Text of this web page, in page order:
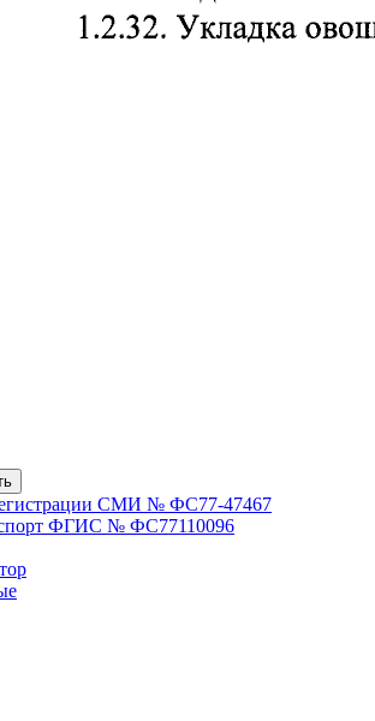
СМИ № ФС77-47467
ФГИС № ФС77110096